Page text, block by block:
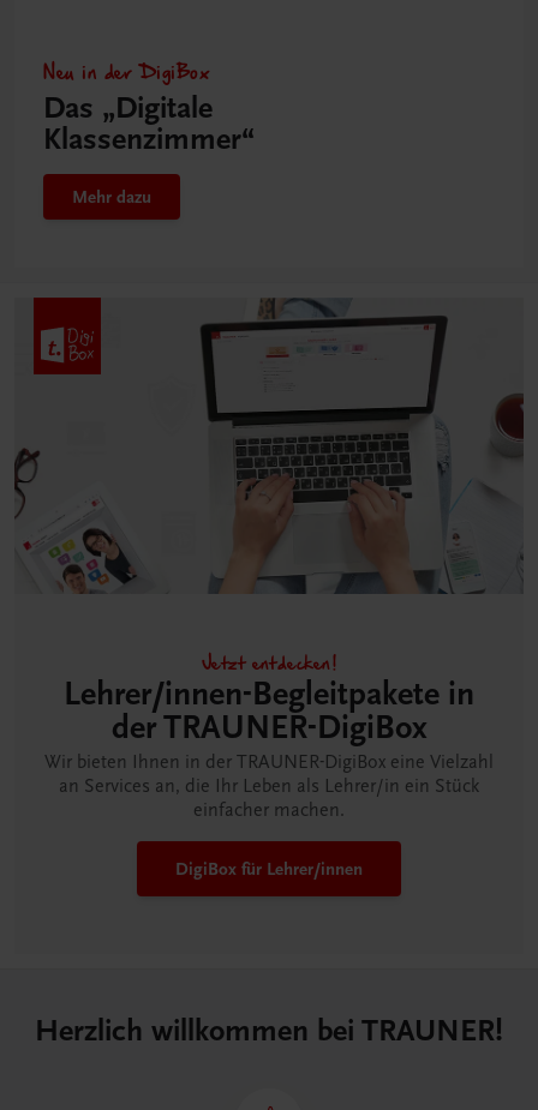
Neu in der DigiBox
Das „Digitale
Klassenzimmer“
Mehr dazu
Jetzt entdecken!
Lehrer/innen-Begleitpakete in
der TRAUNER-DigiBox
Wir bieten Ihnen in der TRAUNER-DigiBox eine Vielzahl
an Services an, die Ihr Leben als Lehrer/in ein Stück
einfacher machen.
DigiBox für Lehrer/innen
Herzlich willkommen bei TRAUNER!